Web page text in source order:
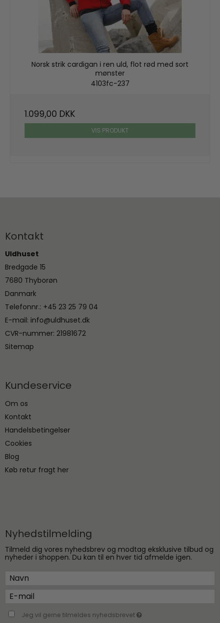
Norsk strik cardigan i ren uld, flot rød med sort
mønster
4103fc-237
1.099,00 DKK
VIS PRODUKT
Kontakt
Uldhuset
Bredgade 15
7680 Thyborøn
Danmark
Telefonnr.: +45 23 25 79 04
E-mail: info@uldhuset.dk
CVR-nummer: 21981672
Sitemap
Kundeservice
Om os
Kontakt
Handelsbetingelser
Cookies
Blog
Køb retur fragt her
Nyhedstilmelding
Tilmeld dig vores nyhedsbrev og modtag eksklusive tilbud og
nyheder i shoppen. Du kan til en hver tid afmelde igen.
Jeg vil gerne tilmeldes nyhedsbrevet